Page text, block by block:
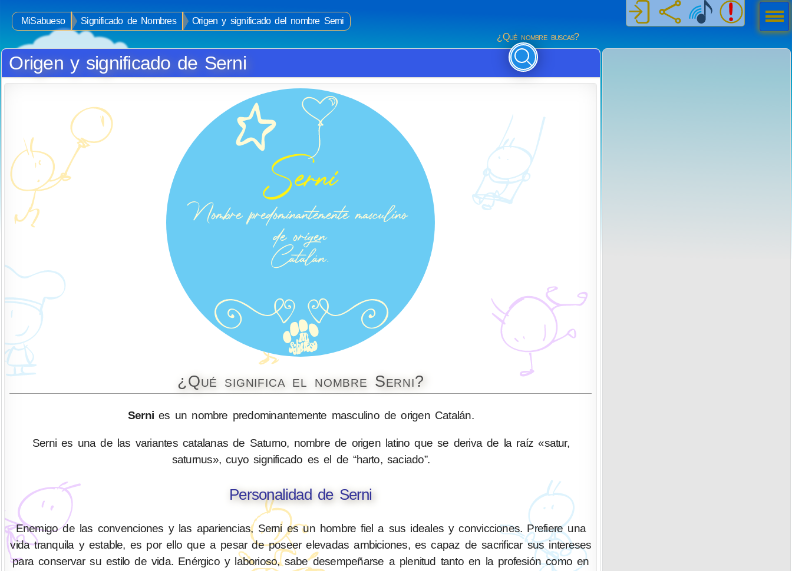
MiSabueso Significado de Nombres
Origen y significado del nombre Serni
¿Qué nombre buscas?
Origen y significado de Serni
¿Qué significa el nombre Serni?
Serni es un nombre predominantemente masculino de origen Catalán.
Serni es una de las variantes catalanas de Saturno, nombre de origen latino que se deriva de la raíz «satur,
saturnus», cuyo significado es el de “harto, saciado”.
Personalidad de Serni
Enemigo de las convenciones y las apariencias, Serni es un hombre fiel a sus ideales y convicciones. Prefiere una
vida tranquila y estable, es por ello que a pesar de poseer elevadas ambiciones, es capaz de sacrificar sus intereses
para conservar su estilo de vida. Enérgico y laborioso, sabe desempeñarse a plenitud tanto en la profesión como en
Men
ú